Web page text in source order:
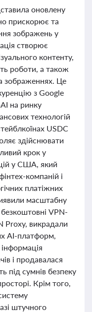
оновлену
прискорює та
зображень у
створює
контенту,
роботи, а також
зображеннях. Це
з Google
на ринку
технологій
USDC
здійснювати
крок у
у США, який
компаній і
платіжних
масштабну
безкоштовні VPN-
Proxy, викрадали
AI-платформ,
і продавалася
під сумнів безпеку
Крім того,
штучного